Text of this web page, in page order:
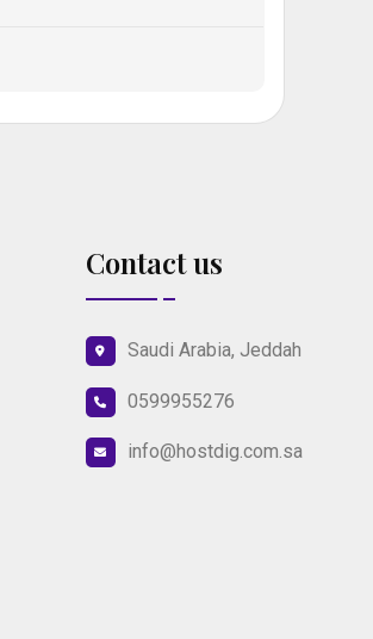
Contact us
Saudi Arabia, Jeddah
0599955276
info@hostdig.com.sa